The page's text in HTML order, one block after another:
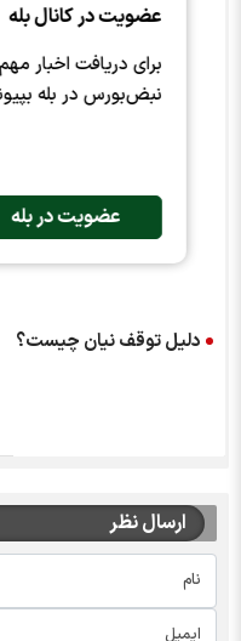
عضویت در کانال بله
برای دریافت اخبار مهم
نبض‌بورس در بله
عضویت در بله
دلیل توقف نیان چیست؟
ارسال نظر